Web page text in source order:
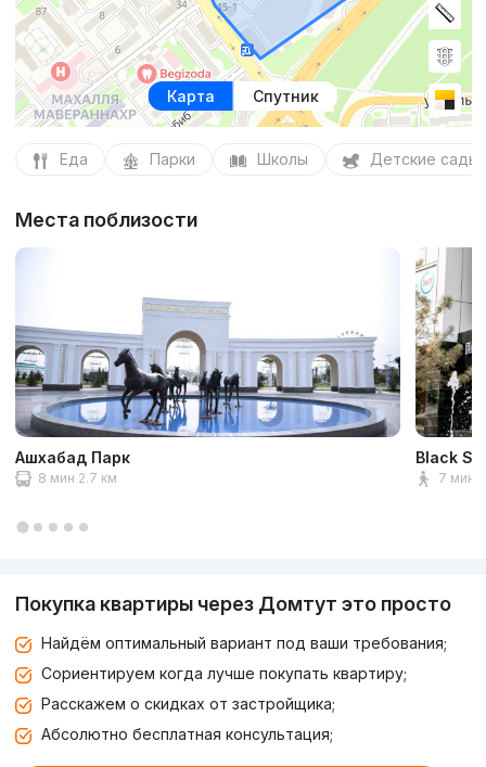
Карта Спутник
Еда Парки Школы Детские сады
Места поблизости
Ашхабад Парк
8 мин 2.7 км
Black
7 мин
Покупка квартиры через Домтут это просто
Найдём оптимальный вариант под ваши требования;
Сориентируем когда лучше покупать квартиру;
Расскажем о скидках от застройщика;
Абсолютно бесплатная консультация;